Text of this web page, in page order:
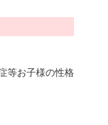
等お子様の性格